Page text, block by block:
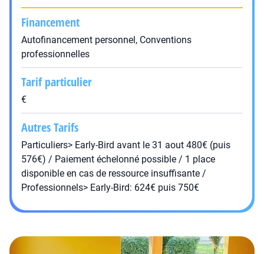
Financement
Autofinancement personnel, Conventions
professionnelles
Tarif particulier
€
Autres Tarifs
Particuliers> Early-Bird avant le 31 aout 480€ (puis
576€) / Paiement échelonné possible / 1 place
disponible en cas de ressource insuffisante /
Professionnels> Early-Bird: 624€ puis 750€